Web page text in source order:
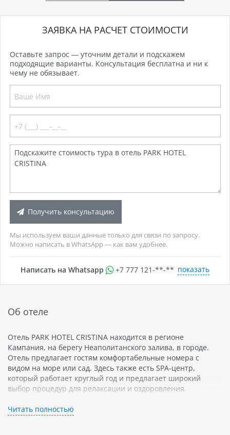
ЗАЯВКА НА РАСЧЕТ СТОИМОСТИ
Оставьте запрос — уточним детали и подскажем
подходящие варианты. Консультация бесплатна и ни к
чему не обязывает.
Получить консультацию
Мы используем ваши данные только для связи по запросу.
Можно написать в WhatsApp — как вам удобнее.
Написать на Whatsapp +7 777 121-**-** показать
Об отеле
Отель PARK HOTEL CRISTINA находится в регионе
Кампания, на берегу Неаполитанского залива, в городе.
Отель предлагает гостям комфортабельные номера с
видом на море или сад. Здесь также есть SPA-центр,
который работает круглый год и предлагает широкий
выбор процедур для релаксации и оздоровления.
Отель PARK HOTEL CRISTINA подходит как для семейного
отдыха, так и для организации деловых поездок. В отеле
Читать полностью